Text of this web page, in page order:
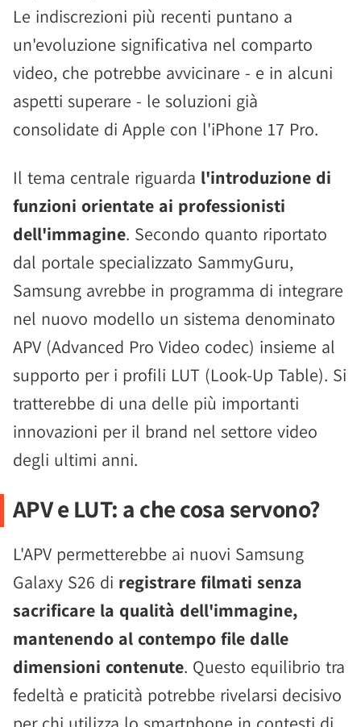
Le indiscrezioni più recenti puntano a
un'evoluzione significativa nel comparto
video, che potrebbe avvicinare - e in alcuni
aspetti superare - le soluzioni già
consolidate di Apple con l'iPhone 17 Pro.
Il tema centrale riguarda l'introduzione di
funzioni orientate ai professionisti
dell'immagine. Secondo quanto riportato
dal portale specializzato SammyGuru,
Samsung avrebbe in programma di integrare
nel nuovo modello un sistema denominato
APV (Advanced Pro Video codec) insieme al
supporto per i profili LUT (Look-Up Table). Si
tratterebbe di una delle più importanti
innovazioni per il brand nel settore video
degli ultimi anni.
APV e LUT: a che cosa servono?
L'APV permetterebbe ai nuovi Samsung
Galaxy S26 di registrare filmati senza
sacrificare la qualità dell'immagine,
mantenendo al contempo file dalle
dimensioni contenute. Questo equilibrio tra
fedeltà e praticità potrebbe rivelarsi decisivo